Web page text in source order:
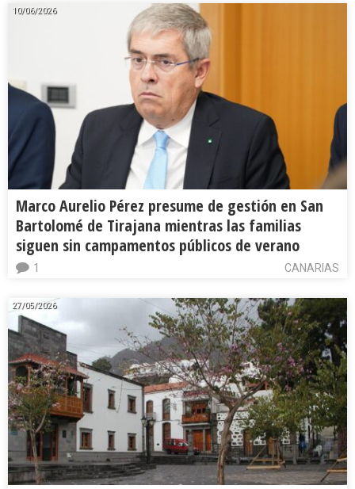
10/06/2026
Marco Aurelio Pérez presume de gestión en San
Bartolomé de Tirajana mientras las familias
siguen sin campamentos públicos de verano
CANARIAS
1
27/05/2026